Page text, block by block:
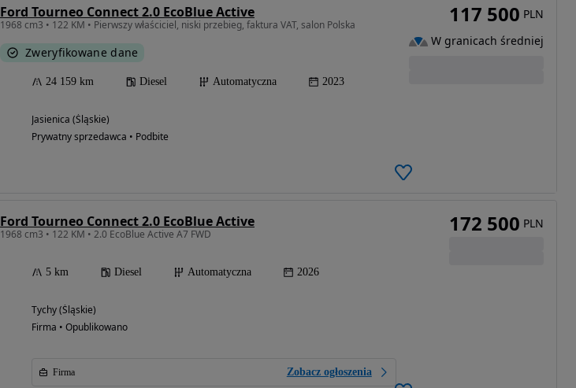
Ford Tourneo Connect 2.0 EcoBlue Active
1968 cm3 • 122 KM • Pierwszy właściciel, niski przebieg, faktura VAT, salon Polska
Zweryfikowane dane
24 159 km Diesel Automatyczna 2023
Jasienica (Śląskie)
Prywatny sprzedawca • Podbite
117 500 PLN
W granicach średniej
Ford Tourneo Connect 2.0 EcoBlue Active
1968 cm3 • 122 KM • 2.0 EcoBlue Active A7 FWD
5 km Diesel Automatyczna 2026
Tychy (Śląskie)
Firma • Opublikowano
Firma Zobacz ogłoszenia
172 500 PLN